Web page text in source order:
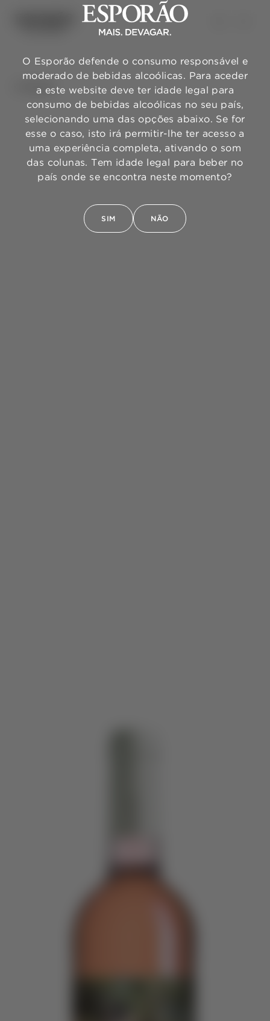
VOLTAR
O Esporão defende o consumo responsável e
moderado de bebidas alcoólicas. Para aceder
a este website deve ter idade legal para
consumo de bebidas alcoólicas no seu país,
selecionando uma das opções abaixo. Se for
esse o caso, isto irá permitir-lhe ter acesso a
uma experiência completa, ativando o som
das colunas. Tem idade legal para beber no
país onde se encontra neste momento?
SIM NÃO